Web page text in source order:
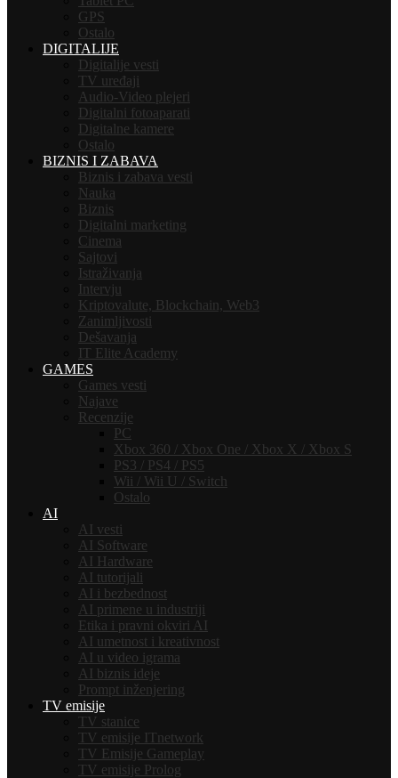
GPS
Ostalo
DIGITALIJE
Digitalije vesti
TV uređaji
Audio-Video plejeri
Digitalni fotoaparati
Digitalne kamere
Ostalo
BIZNIS I ZABAVA
Biznis i zabava vesti
Nauka
Biznis
Digitalni marketing
Cinema
Sajtovi
Istraživanja
Intervju
Kriptovalute, Blockchain, Web3
Zanimljivosti
Dešavanja
IT Elite Academy
GAMES
Games vesti
Najave
Recenzije
PC
Xbox 360 / Xbox One / Xbox X / Xbox S
PS3 / PS4 / PS5
Wii / Wii U / Switch
Ostalo
AI
AI vesti
AI Software
AI Hardware
AI tutorijali
AI i bezbednost
AI primene u industriji
Etika i pravni okviri AI
AI umetnost i kreativnost
AI u video igrama
AI biznis ideje
Prompt inženjering
TV emisije
TV stanice
TV emisije ITnetwork
TV Emisije Gameplay
TV emisije Prolog